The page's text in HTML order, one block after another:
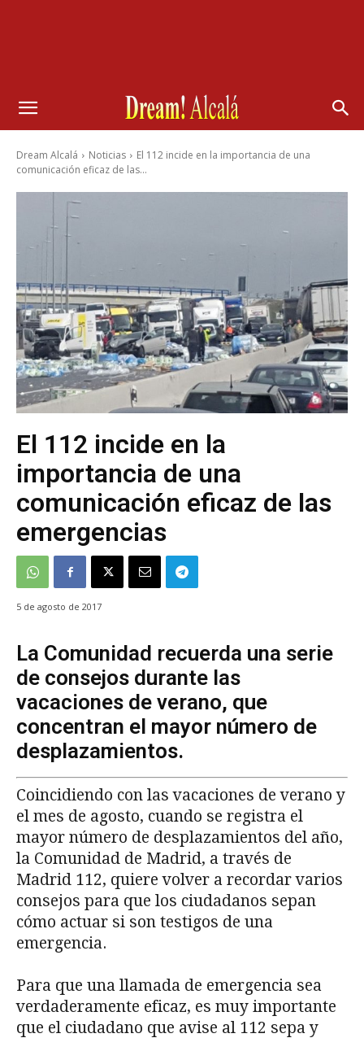
Dream Alcalá Noticias
El 112 incide en la importancia de una
comunicación eficaz de las...
El 112 incide en la
importancia de una
comunicación eficaz de las
emergencias
5 de agosto de 2017
La Comunidad recuerda una serie
de consejos durante las
vacaciones de verano, que
concentran el mayor número de
desplazamientos.
Coincidiendo con las vacaciones de verano y
el mes de agosto, cuando se registra el
mayor número de desplazamientos del año,
la Comunidad de Madrid, a través de
Madrid 112, quiere volver a recordar varios
consejos para que los ciudadanos sepan
cómo actuar si son testigos de una
emergencia.
Para que una llamada de emergencia sea
verdaderamente eficaz, es muy importante
que el ciudadano que avise al 112 sepa y